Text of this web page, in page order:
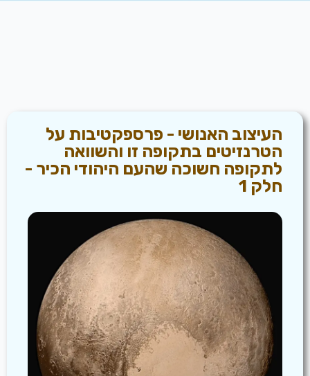
העיצוב האנושי - פרספקטיבות על
הטרנזיטים בתקופה זו והשוואה
לתקופה חשוכה שהעם היהודי הכיר -
חלק 1